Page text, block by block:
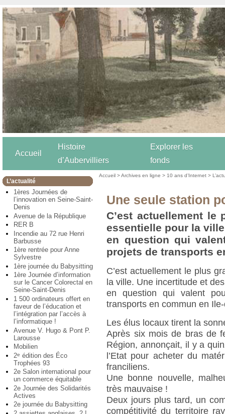
Accueil
Histoire
d’Aubervilliers
Explorer les
fonds
L’actualité
1ères Journées de
l’innovation en Seine-Saint-
Denis
Avenue de la République
RER B
Incendie au 72 rue Henri
Barbusse
1ère rentrée pour Anne
Sylvestre
1ère journée du Babysitting
1ère Journée d’information
sur le Cancer Colorectal en
Seine-Saint-Denis
1 500 ordinateurs offert en
faveur de l’éducation et
l’intégration par l’accès à
l’informatique !
Avenue V. Hugo & Pont P.
Larousse
Mobilien
2e édition des Éco
Trophées 93
2e Salon international pour
un commerce équitable
2e Journée des Solidarités
Actives
2e journée du Babysitting
Accueil >Archives en ligne > 10 ans d’Internet >
Une seule station
C’est actuellement
essentielle pour la
en question qui
projets de transports
C’est actuellement le plus
la ville. Une incertitude et
en question qui valent
transports en commun en
Les élus locaux tirent la
Après six mois de bras de
Région, annonçait, il y a
l’Etat pour acheter du
franciliens.
Une bonne nouvelle,
très mauvaise !
Deux jours plus tard, un
compétitivité du territoire